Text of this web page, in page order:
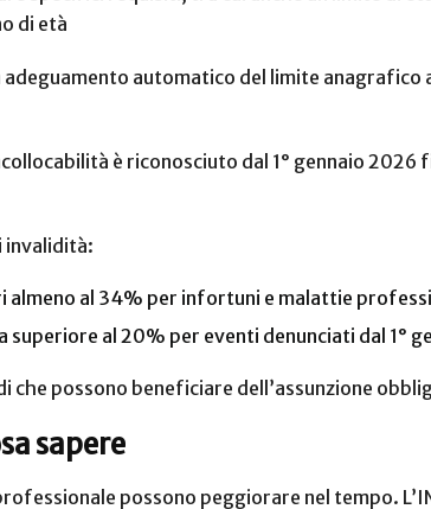
di età
automatico del limite anagrafico
è riconosciuto dal 1° gennaio 2026
invalidità:
almeno al 34% per infortuni e malattie
al 20% per eventi denunciati dal 1°
che possono beneficiare dell’assunzione
sapere
possono peggiorare nel tempo.